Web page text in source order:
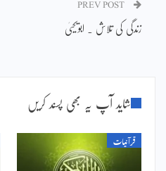
زندگی کی تلاش ۔ ابویحییٰ
شاید آپ یہ بھی پسند کریں
قرآنیات